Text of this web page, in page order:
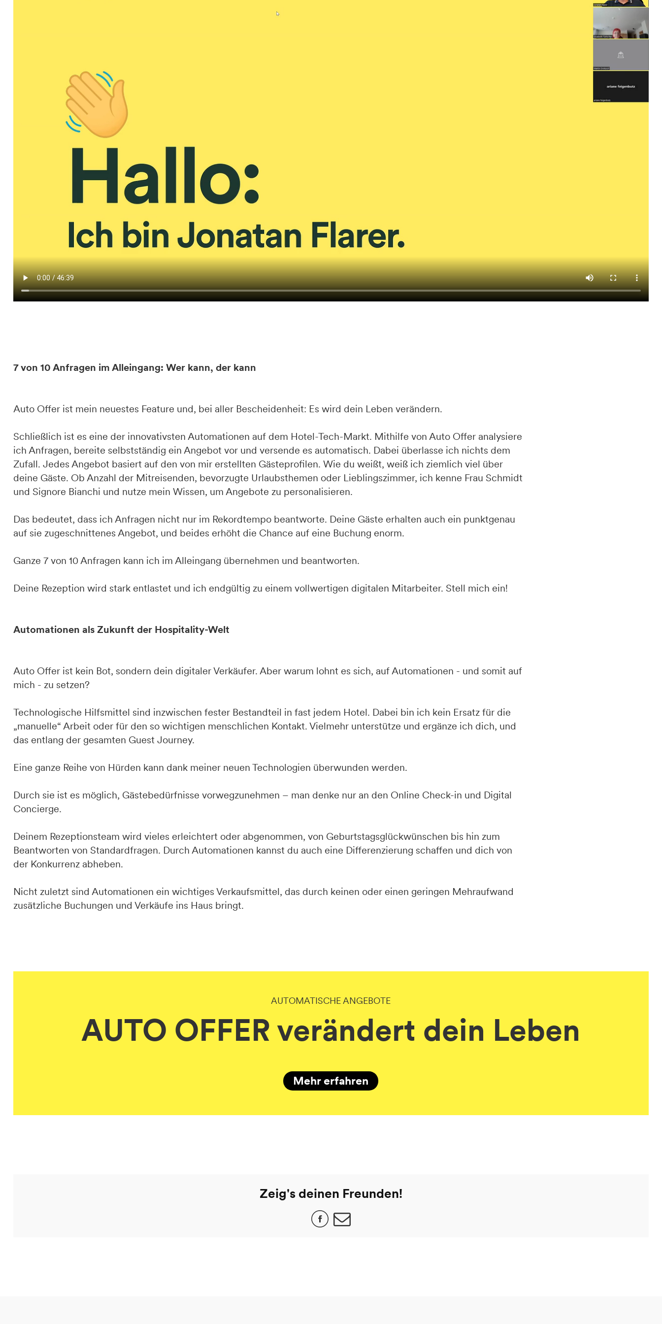
7 von 10 Anfragen im Alleingang: Wer kann, der kann
Auto Offer ist mein neuestes Feature und, bei aller Bescheidenheit: Es wird dein Leben verändern.
Schließlich ist es eine der innovativsten Automationen auf dem Hotel-Tech-Markt. Mithilfe von Auto Offer analysiere
ich Anfragen, bereite selbstständig ein Angebot vor und versende es automatisch. Dabei überlasse ich nichts dem
Zufall. Jedes Angebot basiert auf den von mir erstellten Gästeprofilen. Wie du weißt, weiß ich ziemlich viel über
deine Gäste. Ob Anzahl der Mitreisenden, bevorzugte Urlaubsthemen oder Lieblingszimmer, ich kenne Frau Schmidt
und Signore Bianchi und nutze mein Wissen, um Angebote zu personalisieren.
Das bedeutet, dass ich Anfragen nicht nur im Rekordtempo beantworte. Deine Gäste erhalten auch ein punktgenau
auf sie zugeschnittenes Angebot, und beides erhöht die Chance auf eine Buchung enorm.
Ganze 7 von 10 Anfragen kann ich im Alleingang übernehmen und beantworten.
Deine Rezeption wird stark entlastet und ich endgültig zu einem vollwertigen digitalen Mitarbeiter. Stell mich ein!
Automationen als Zukunft der Hospitality-Welt
Auto Offer ist kein Bot, sondern dein digitaler Verkäufer. Aber warum lohnt es sich, auf Automationen - und somit auf
mich - zu setzen?
Technologische Hilfsmittel sind inzwischen fester Bestandteil in fast jedem Hotel. Dabei bin ich kein Ersatz für die
„manuelle“ Arbeit oder für den so wichtigen menschlichen Kontakt. Vielmehr unterstütze und ergänze ich dich, und
das entlang der gesamten Guest Journey.
Eine ganze Reihe von Hürden kann dank meiner neuen Technologien überwunden werden.
Durch sie ist es möglich, Gästebedürfnisse vorwegzunehmen – man denke nur an den Online Check-in und Digital
Concierge.
Deinem Rezeptionsteam wird vieles erleichtert oder abgenommen, von Geburtstagsglückwünschen bis hin zum
Beantworten von Standardfragen. Durch Automationen kannst du auch eine Differenzierung schaffen und dich von
der Konkurrenz abheben.
Nicht zuletzt sind Automationen ein wichtiges Verkaufsmittel, das durch keinen oder einen geringen Mehraufwand
zusätzliche Buchungen und Verkäufe ins Haus bringt.
AUTOMATISCHE ANGEBOTE
AUTO OFFER verändert dein Leben
Mehr erfahren
Zeig's deinen Freunden!